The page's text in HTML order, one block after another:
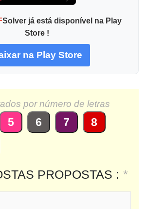
Solver já está disponível na Play
Store !
na Play Store
por número de letras
5 6 7
8
PROPOSTAS : *